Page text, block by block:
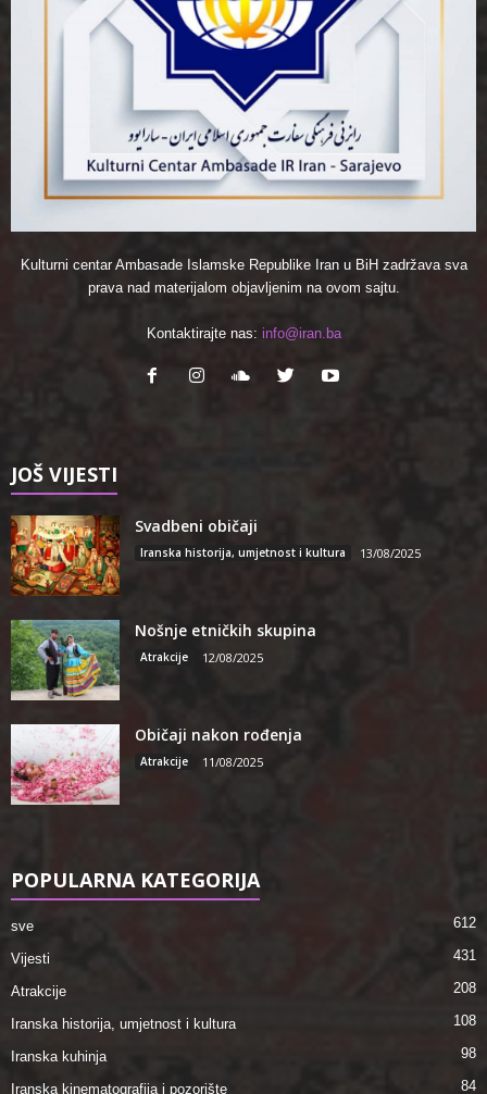
Kulturni centar Ambasade Islamske Republike Iran u BiH zadržava sva
prava nad materijalom objavljenim na ovom sajtu.
Kontaktirajte nas: info@iran.ba
JOŠ VIJESTI
Svadbeni običaji
Iranska historija, umjetnost i kultura 13/08/2025
Nošnje etničkih skupina
Atrakcije 12/08/2025
Običaji nakon rođenja
Atrakcije 11/08/2025
POPULARNA KATEGORIJA
sve 612
Vijesti 431
Atrakcije 208
Iranska historija, umjetnost i kultura 108
Iranska kuhinja 98
Iranska kinematografija i pozorište 84